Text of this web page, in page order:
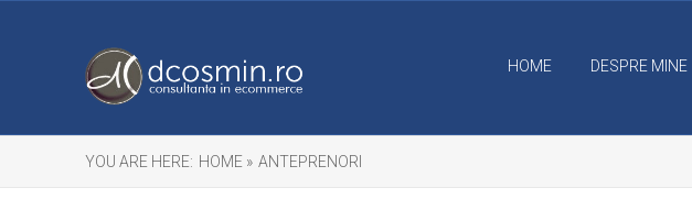
HOME DESPRE MINE
YOU ARE HERE: HOME » ANTEPRENORI